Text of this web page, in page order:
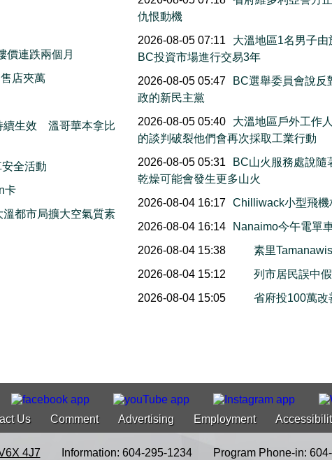
連跌兩個月
店夾萬
續生效 溫哥華本拿比
全活動
卡
都市局擴大空氣質素
仇恨動機
2026-08-05 07:11
大溫地區1名男子
BC投資市場進行交易3年
2026-08-05 05:47
BC選舉委員會說反
政的新民主黨
2026-08-05 05:40
大溫地區戶外工作
的談判破裂他們會再次採取工業行動
2026-08-05 05:31
BC山火服務處說隨
乾燥可能會發生更多山火
2026-08-04 16:17
Chilliwack小型飛
2026-08-04 16:14
Nanaimo今午電
2026-08-04 15:38
素里
2026-08-04 15:12
列市居民誤中
2026-08-04 15:05
省府投100萬
Us Comment Advertising Employment
4J7 Information: 604-295-1234 Program Phone-in: